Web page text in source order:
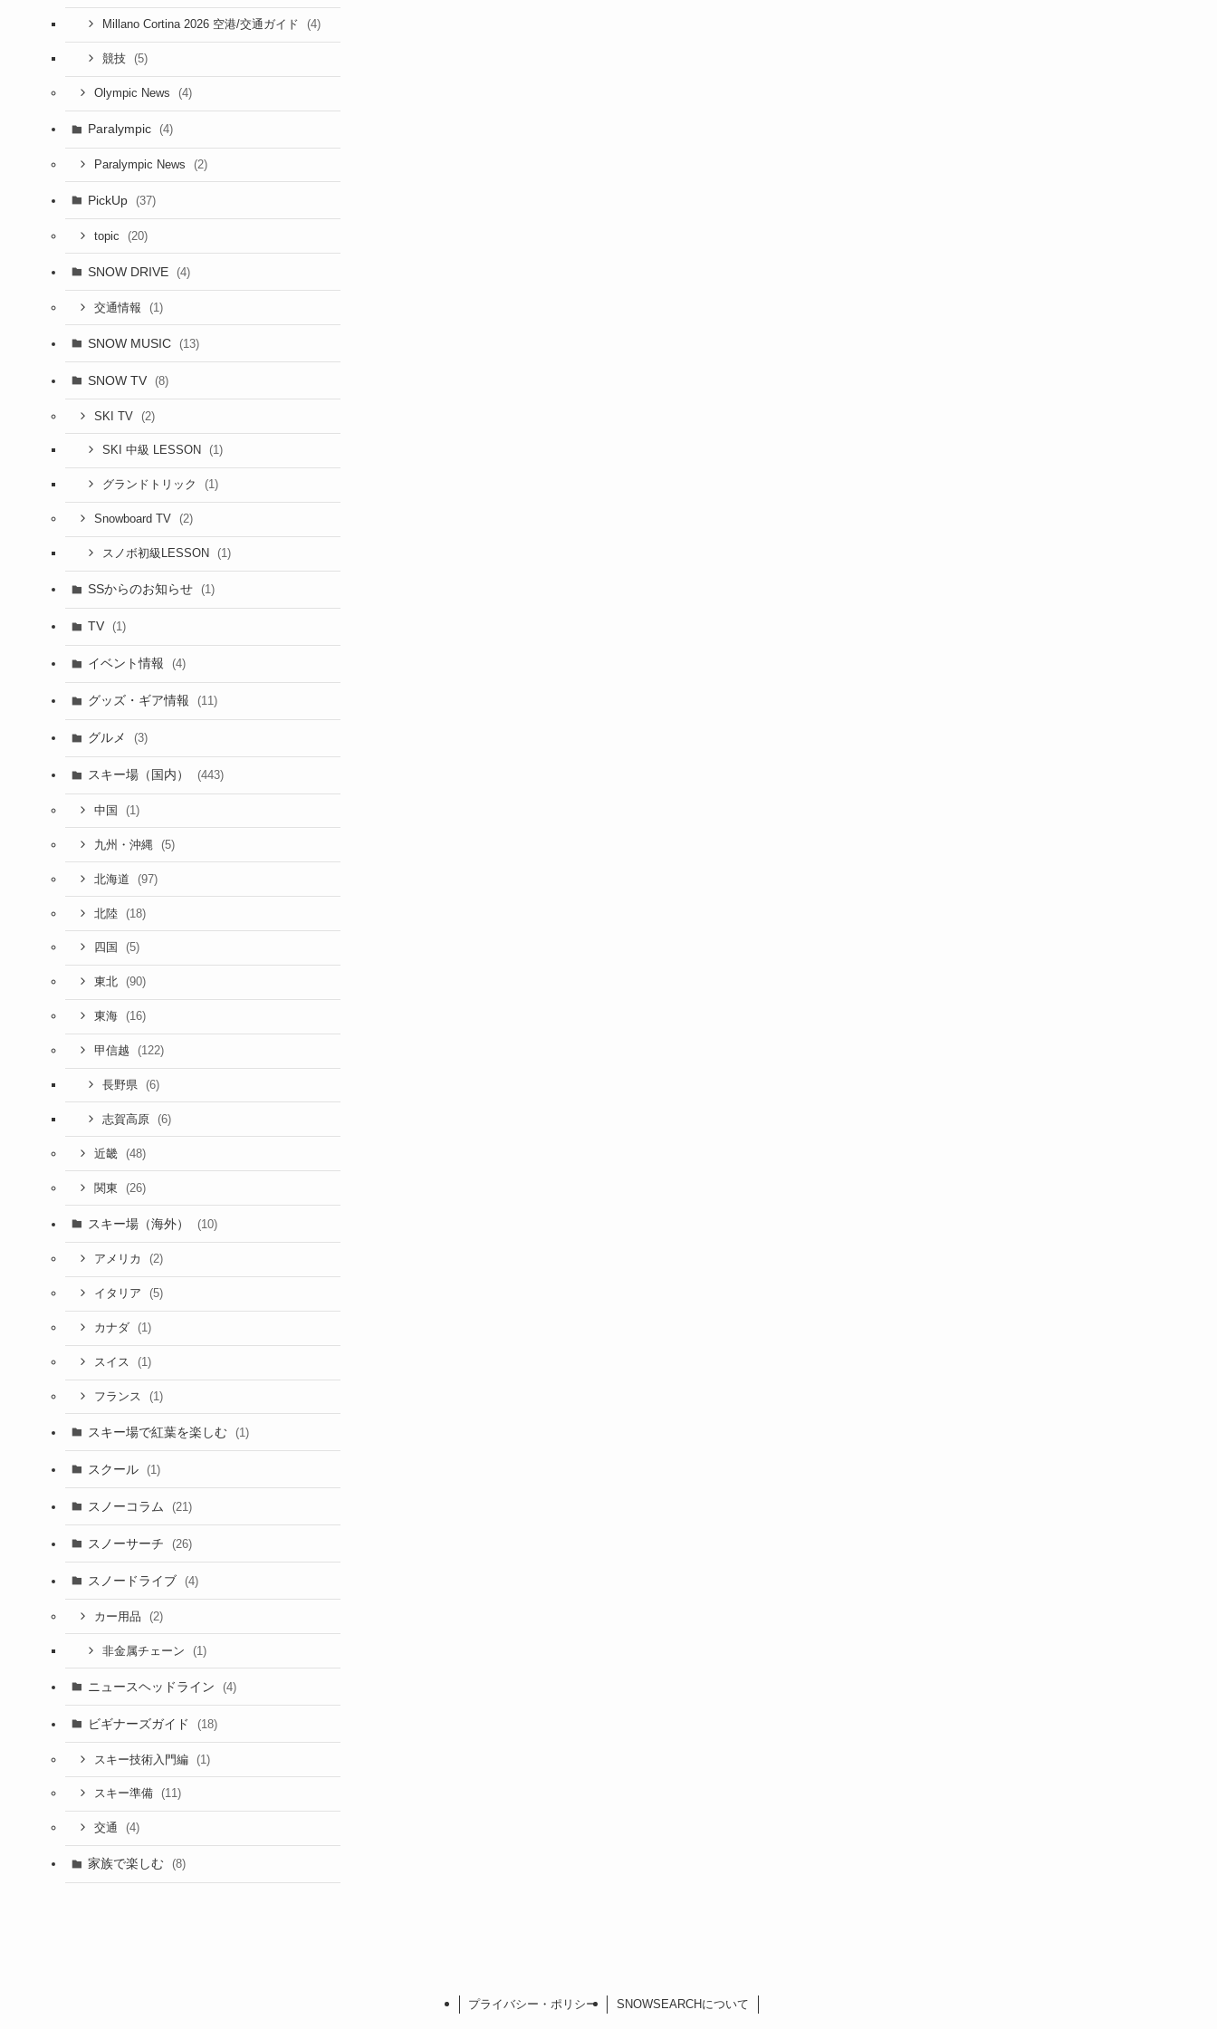
Millano Cortina 2026 空港/交通ガイド (4)
競技 (5)
Olympic News (4)
Paralympic (4)
Paralympic News (2)
PickUp (37)
topic (20)
SNOW DRIVE (4)
交通情報 (1)
SNOW MUSIC (13)
SNOW TV (8)
SKI TV (2)
SKI 中級 LESSON (1)
グランドトリック (1)
Snowboard TV (2)
スノボ初級LESSON (1)
SSからのお知らせ (1)
TV (1)
イベント情報 (4)
グッズ・ギア情報 (11)
グルメ (3)
スキー場（国内） (443)
中国 (1)
九州・沖縄 (5)
北海道 (97)
北陸 (18)
四国 (5)
東北 (90)
東海 (16)
甲信越 (122)
長野県 (6)
志賀高原 (6)
近畿 (48)
関東 (26)
スキー場（海外） (10)
アメリカ (2)
イタリア (5)
カナダ (1)
スイス (1)
フランス (1)
スキー場で紅葉を楽しむ (1)
スクール (1)
スノーコラム (21)
スノーサーチ (26)
スノードライブ (4)
カー用品 (2)
非金属チェーン (1)
ニュースヘッドライン (4)
ビギナーズガイド (18)
スキー技術入門編 (1)
スキー準備 (11)
交通 (4)
家族で楽しむ (8)
プライバシー・ポリシー SNOWSEARCHについて